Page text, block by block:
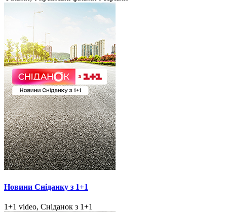
Новини Сніданку з 1+1
1+1 video, Сніданок з 1+1